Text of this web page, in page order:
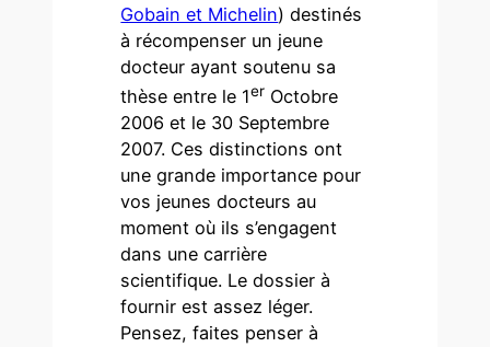
Gobain et Michelin) destinés
à récompenser un jeune
docteur ayant soutenu sa
thèse entre le 1er Octobre
2006 et le 30 Septembre
2007. Ces distinctions ont
une grande importance pour
vos jeunes docteurs au
moment où ils s’engagent
dans une carrière
scientifique. Le dossier à
fournir est assez léger.
Pensez, faites penser à